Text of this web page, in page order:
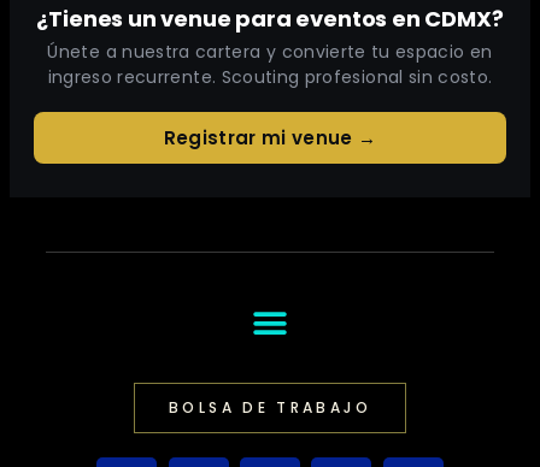
¿Tienes un venue para eventos en CDMX?
Únete a nuestra cartera y convierte tu espacio en
ingreso recurrente. Scouting profesional sin costo.
Registrar mi venue →
BOLSA DE TRABAJO